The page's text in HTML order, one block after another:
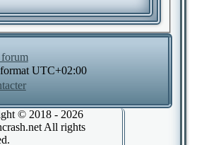
UTC+02:00
© 2018 - 2026
All rights